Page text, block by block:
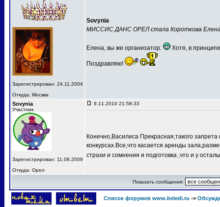
Зарегистрирован: 24.11.2004
Откуда: Москва
Sovynia
МИССИС ДАНС ОРЕЛ стала Короткова
Елена, вы же организатор. Хотя, в
Поздравляю!
Sovynia
Участник
Зарегистрирован: 11.08.2009
Откуда: Орел
9.11.2010 21:58:33
Конечно,Василиса Прекрасная,такого
конкурсах.Все,что касается аренды
страхи и сомнения и подготовка ,что и у
Показать сообщения:
Список форумов www.beledi.ru ->